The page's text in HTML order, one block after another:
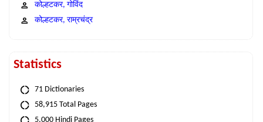
कोल्हटकर, गोविंद
कोल्हटकर, राम्रचंद्र
Statistics
71 Dictionaries
58,915 Total Pages
5,000 Hindi Pages